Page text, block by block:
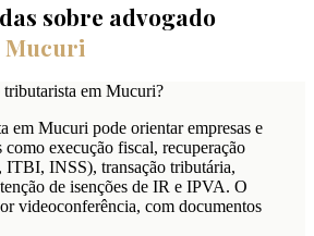
sobre advogado
Mucuri
em Mucuri?
em Mucuri pode orientar empresas e
como execução fiscal, recuperação
INSS), transação tributária,
de isenções de IR e IPVA. O
videoconferência, com documentos